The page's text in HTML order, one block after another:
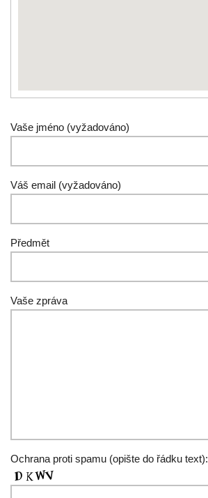
Vaše jméno (vyžadováno)
Váš email (vyžadováno)
Předmět
Vaše zpráva
Ochrana proti spamu (opište do řádku text):